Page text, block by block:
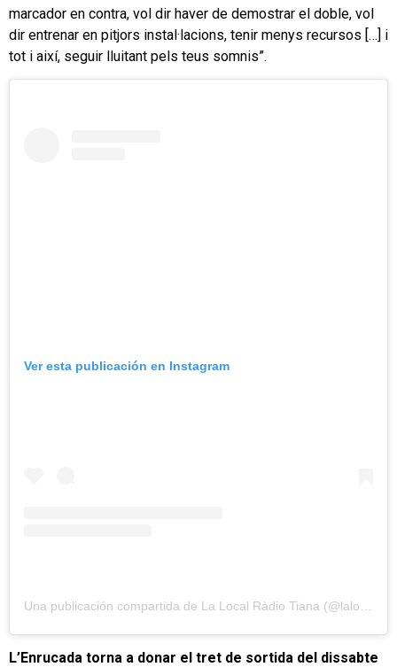
marcador en contra, vol dir haver de demostrar el doble, vol
dir entrenar en pitjors instal·lacions, tenir menys recursos […] i
tot i així, seguir lluitant pels teus somnis”.
Ver esta publicación en Instagram
Una publicación compartida de La Local Ràdio Tiana (@lalocal_tiana)
L’Enrucada torna a donar el tret de sortida del dissabte